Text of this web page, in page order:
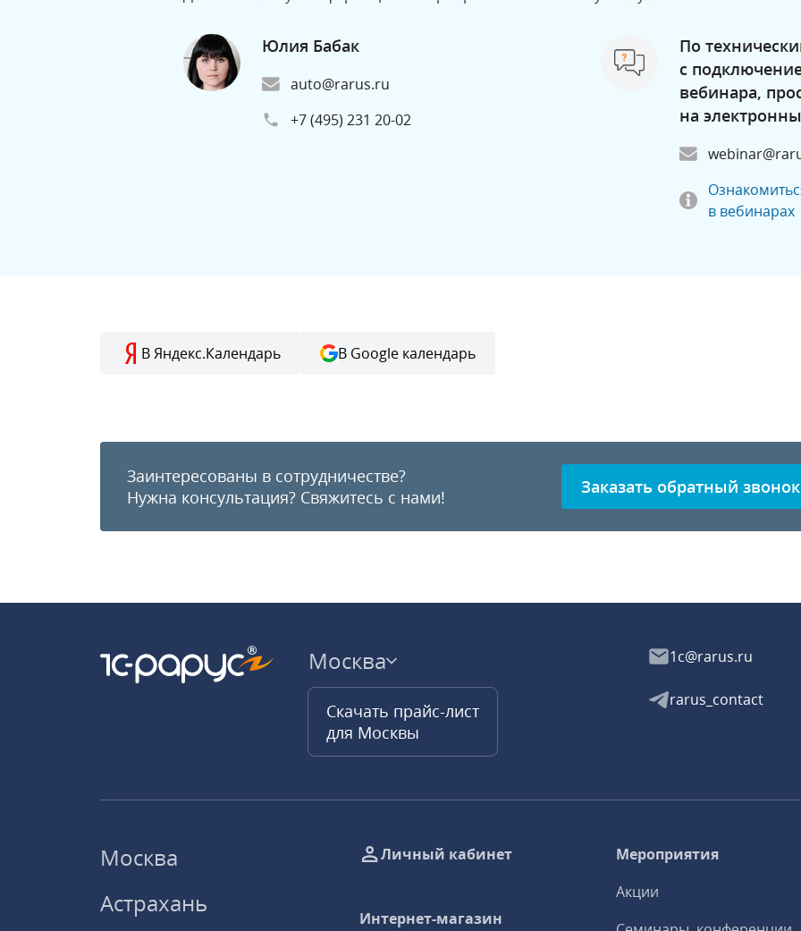
Юлия Бабак
auto@rarus.ru
+7 (495) 231 20-02
По
с
вебинара,
на
в вебинарах
В Яндекс.Календарь В Google календарь
Заинтересованы в сотрудничестве?
Нужна консультация? Свяжитесь с нами! Заказать обратный звонок
Москва
Скачать прайс-лист
для Москвы
1c@rarus.ru
rarus_contact
Москва
Астрахань
Личный кабинет
Интернет-магазин
Мероприятия
Акции